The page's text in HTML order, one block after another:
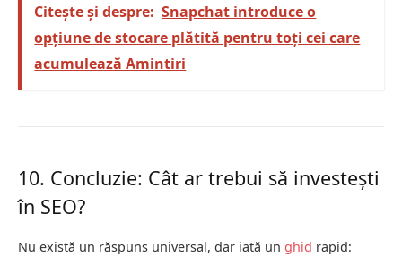
Citește și despre: Snapchat introduce o
opțiune de stocare plătită pentru toți cei care
acumulează Amintiri
10. Concluzie: Cât ar trebui să investești
în SEO?
Nu există un răspuns universal, dar iată un ghid rapid: